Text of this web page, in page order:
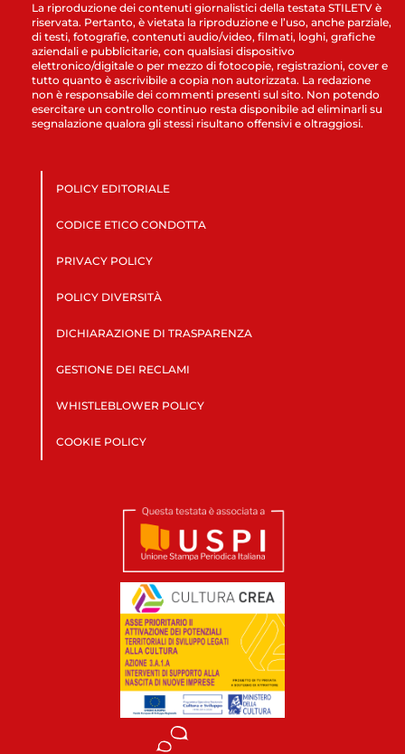
La riproduzione dei contenuti giornalistici della testata STILETV è
riservata. Pertanto, è vietata la riproduzione e l’uso, anche parziale,
di testi, fotografie, contenuti audio/video, filmati, loghi, grafiche
aziendali e pubblicitarie, con qualsiasi dispositivo
elettronico/digitale o per mezzo di fotocopie, registrazioni, cover e
tutto quanto è ascrivibile a copia non autorizzata. La redazione
non è responsabile dei commenti presenti sul sito. Non potendo
esercitare un controllo continuo resta disponibile ad eliminarli su
segnalazione qualora gli stessi risultano offensivi e oltraggiosi.
POLICY EDITORIALE
CODICE ETICO CONDOTTA
PRIVACY POLICY
POLICY DIVERSITÀ
DICHIARAZIONE DI TRASPARENZA
GESTIONE DEI RECLAMI
WHISTLEBLOWER POLICY
COOKIE POLICY